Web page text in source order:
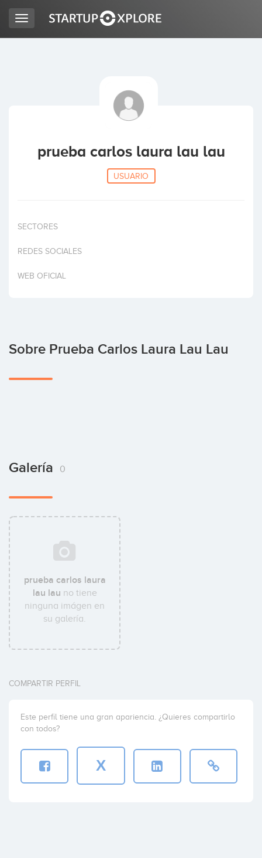
Invertir
Toggle
navigation
prueba carlos laura lau lau
USUARIO
SECTORES
REDES SOCIALES
WEB OFICIAL
Sobre Prueba Carlos Laura Lau Lau
Galería 0
prueba carlos laura
lau lau no tiene
ninguna imágen en
su galería.
COMPARTIR PERFIL
Este perfil tiene una gran apariencia. ¿Quieres compartirlo
con todos?
X